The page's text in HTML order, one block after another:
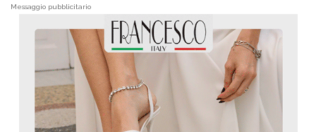
Messaggio pubblicitario